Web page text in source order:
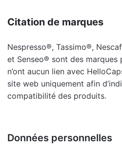
Citation de marques
Nespresso®, Tassimo®,
et Senseo® sont des
n’ont aucun lien avec
site web uniquement afin
compatibilité des produits.
Données personnelles